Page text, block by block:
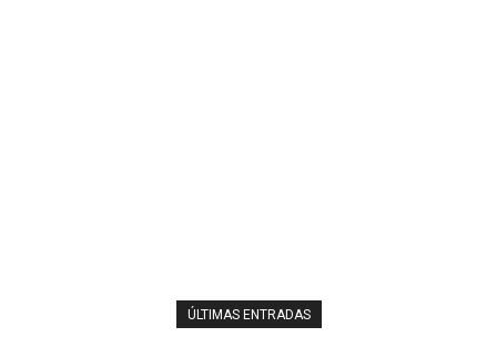
ÚLTIMAS ENTRADAS